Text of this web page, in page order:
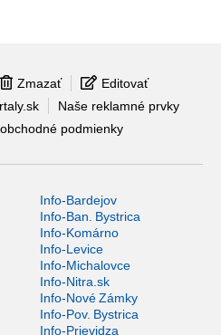
Zmazať
Editovať
Naše reklamné prvky
podmienky
Info-Bardejov
Info-Ban. Bystrica
Info-Komárno
Info-Levice
Info-Michalovce
Info-Nitra.sk
Info-Nové Zámky
Info-Pov. Bystrica
Info-Prievidza